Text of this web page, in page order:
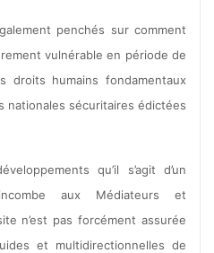
penchés sur comment
vulnérable en période de
droits humains fondamentaux
nationales sécuritaires édictées
qu’il s’agit d’un
aux Médiateurs et
n’est pas forcément assurée
et multidirectionnelles de